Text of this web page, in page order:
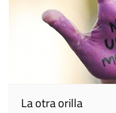
La otra orilla